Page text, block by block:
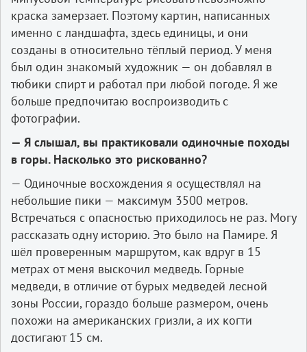
краска замерзает. Поэтому картин, написанных
именно с ландшафта, здесь единицы, и они
созданы в относительно тёплый период. У меня
был один знакомый художник — он добавлял в
тюбики спирт и работал при любой погоде. Я же
больше предпочитаю воспроизводить с
фотографии.
— Я слышал, вы практиковали одиночные походы
в горы. Насколько это рискованно?
— Одиночные восхождения я осуществлял на
небольшие пики — максимум 3500 метров.
Встречаться с опасностью приходилось не раз. Могу
рассказать одну историю. Это было на Памире. Я
шёл проверенным маршрутом, как вдруг в 15
метрах от меня выскочил медведь. Горные
медведи, в отличие от бурых медведей лесной
зоны России, гораздо больше размером, очень
похожи на американских гризли, а их когти
достигают 15 см.